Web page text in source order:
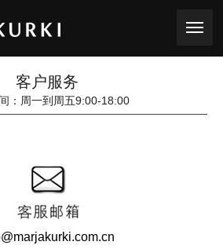
客户服务
：周一到周五9:00-18:00